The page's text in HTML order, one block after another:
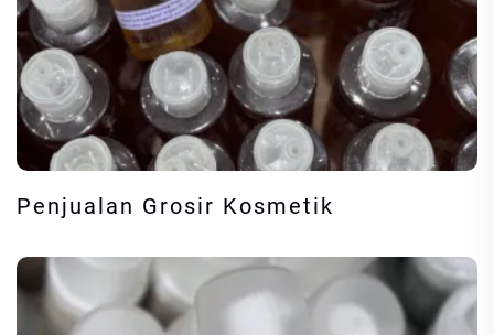
Penjualan Grosir Kosmetik